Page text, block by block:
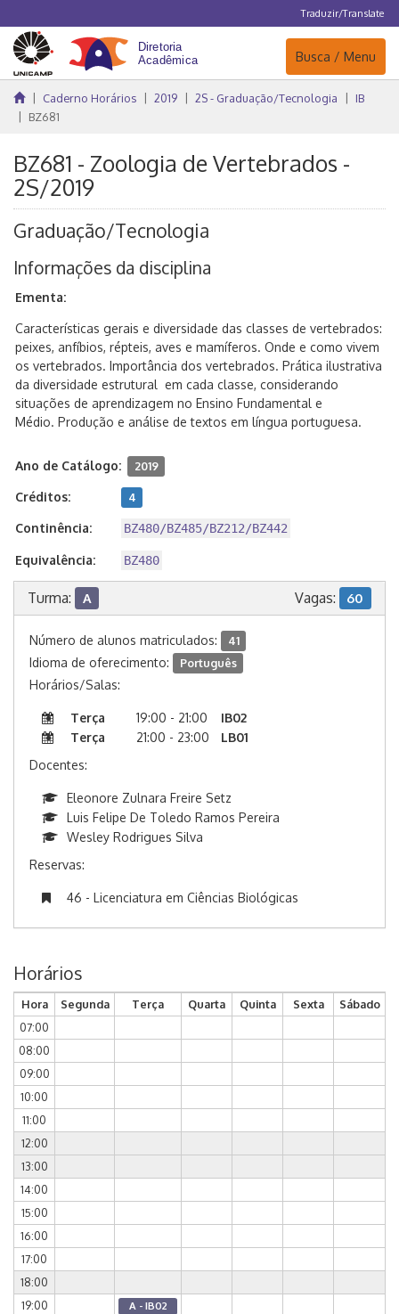
Traduzir/Translate
Navegação
Busca / Menu
Caderno Horários 2019 2S - Graduação/Tecnologia
IB
BZ681
BZ681 - Zoologia de Vertebrados -
2S/2019
Graduação/Tecnologia
Informações da disciplina
Ementa:
Características gerais e diversidade das classes de vertebrados:
peixes, anfíbios, répteis, aves e mamíferos. Onde e como vivem
os vertebrados. Importância dos vertebrados. Prática ilustrativa
da diversidade estrutural em cada classe, considerando
situações de aprendizagem no Ensino Fundamental e
Médio. Produção e análise de textos em língua portuguesa.
Ano de Catálogo: 2019
Créditos: 4
Continência: BZ480/BZ485/BZ212/BZ442
Equivalência: BZ480
Turma: A Vagas: 60
Número de alunos matriculados: 41
Idioma de oferecimento: Português
Horários/Salas:
Terça 19:00 - 21:00
IB02
Terça
21:00 - 23:00
LB01
Docentes:
Eleonore Zulnara Freire Setz
Luis Felipe De Toledo Ramos Pereira
Wesley Rodrigues Silva
Reservas:
46 - Licenciatura em Ciências Biológicas
Horários
Hora Segunda Terça Quarta Quinta Sexta
Sábado
07:00
08:00
09:00
10:00
11:00
12:00
13:00
14:00
15:00
16:00
17:00
18:00
19:00
A - IB02